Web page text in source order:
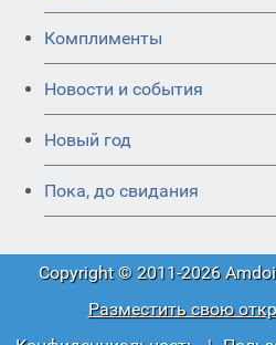
Комплименты
Новости и события
Новый год
Пока, до свидания
Copyright © 2011-2026
Разместить свою